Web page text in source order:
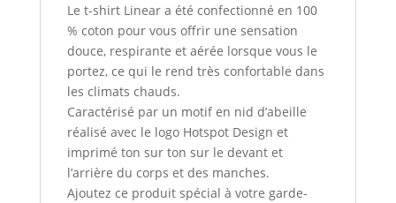
Le t-shirt Linear a été confectionné en 100
% coton pour vous offrir une sensation
douce, respirante et aérée lorsque vous le
portez, ce qui le rend très confortable dans
les climats chauds.
Caractérisé par un motif en nid d’abeille
réalisé avec le logo Hotspot Design et
imprimé ton sur ton sur le devant et
l’arrière du corps et des manches.
Ajoutez ce produit spécial à votre garde-